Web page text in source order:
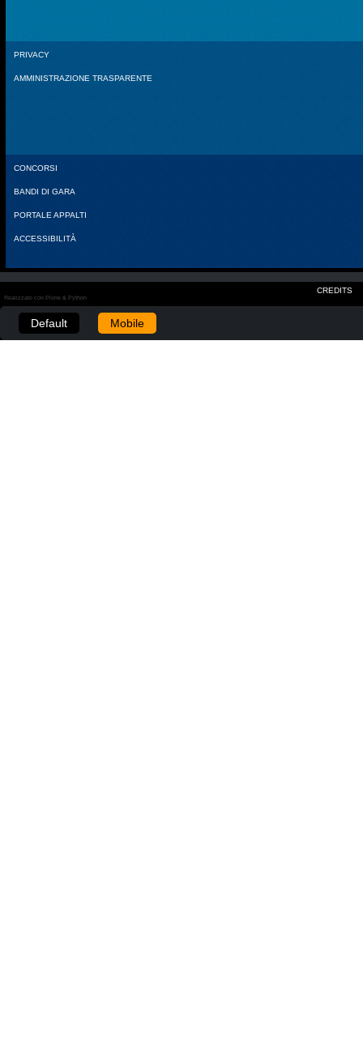
PRIVACY
AMMINISTRAZIONE TRASPARENTE
CONCORSI
BANDI DI GARA
PORTALE APPALTI
ACCESSIBILITÀ
CREDITS
Realizzato con Plone & Python
Default Mobile